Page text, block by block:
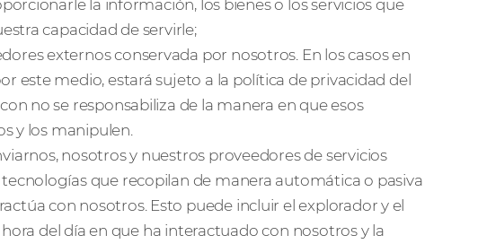
la información, los bienes o los servicios que
capacidad de servirle;
externos conservada por nosotros. En los casos en
este medio, estará sujeto a la política de privacidad del
no se responsabiliza de la manera en que esos
y los manipulen.
nosotros y nuestros proveedores de servicios
que recopilan de manera automática o pasiva
con nosotros. Esto puede incluir el explorador y el
del día en que ha interactuado con nosotros y la